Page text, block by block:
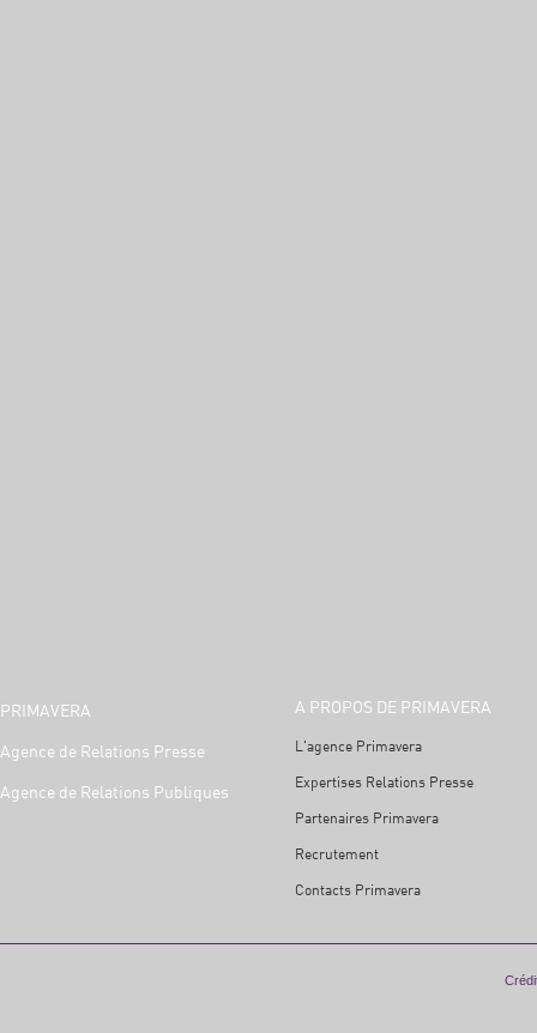
PRIMAVERA
Agence de Relations Presse
Agence de Relations Publiques
A PROPOS DE PRIMAVERA
L'agence Primavera
Expertises Relations Presse
Partenaires Primavera
Recrutement
Contacts Primavera